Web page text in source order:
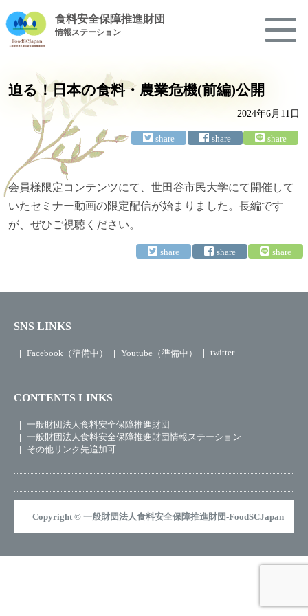
食料安全保障推進財団
情報ステーション
迫る！日本の食料・農業危機(前編)公開
2024年6月11日
会員様限定コンテンツにて、世田谷市民大学にて開催して
いたセミナー動画の限定配信が始まりました。長編です
が、ぜひご視聴ください。
SNS LINKS
Facebook（準備中） Youtube（準備中） twitter
CONTENTS LINKS
一般財団法人食料安全保障推進財団
一般財団法人食料安全保障推進財団情報ステーション
その他リンク先追加可
Copyright © 一般財団法人食料安全保障推進財団-FoodSCJapan